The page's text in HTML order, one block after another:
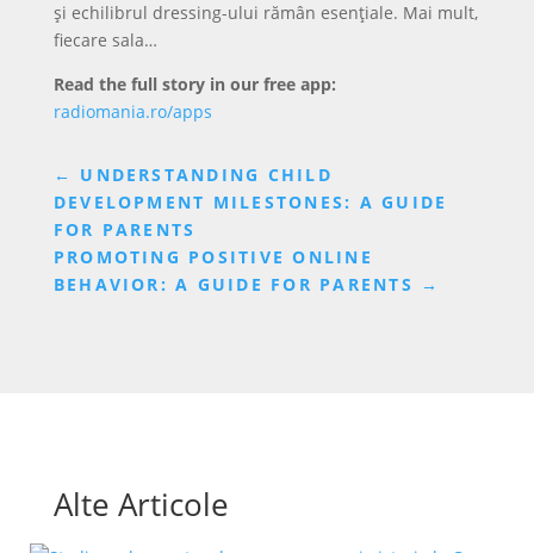
și echilibrul dressing-ului rămân esențiale. Mai mult,
fiecare sala…
Read the full story in our free app:
radiomania.ro/apps
← UNDERSTANDING CHILD
DEVELOPMENT MILESTONES: A GUIDE
FOR PARENTS
PROMOTING POSITIVE ONLINE
BEHAVIOR: A GUIDE FOR PARENTS →
Alte Articole